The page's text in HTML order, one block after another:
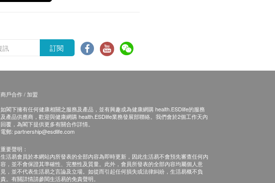
訂閱
商戶合作 / 加盟
如閣下擁有任何健康相關之服務及產品，並有興趣成為健康網購 health.ESDlife的服務
及產品供應商，歡迎與健康網購 health.ESDlife業務發展部聯絡。我們會於2個工作天內
回覆，為閣下提供更多有關合作詳情。
電郵: partnership@esdlife.com
重要聲明：
生活易會員於本網站內所發表的全部內容為即時更新，因此生活易不會預先審查任何內
容，並不會保證其準確性、完整性及質量。此外，會員所發表的全部內容均屬個人意
見，並不代表生活易之言論及立場。如從而引起任何損失或法律糾紛，生活易概不負
責。有關詳情請參閱生活易的免責聲明。